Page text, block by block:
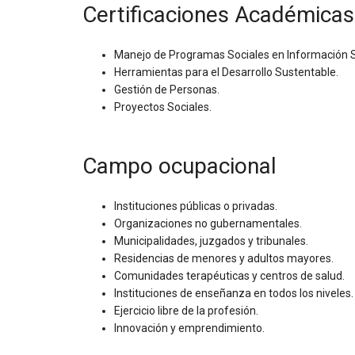
Certificaciones Académicas
Manejo de Programas Sociales en Información
Herramientas para el Desarrollo Sustentable.
Gestión de Personas.
Proyectos Sociales.
Campo ocupacional
Instituciones públicas o privadas.
Organizaciones no gubernamentales.
Municipalidades, juzgados y tribunales.
Residencias de menores y adultos mayores.
Comunidades terapéuticas y centros de salud.
Instituciones de enseñanza en todos los niveles.
Ejercicio libre de la profesión.
Innovación y emprendimiento.